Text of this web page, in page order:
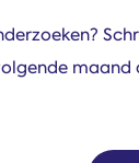
maand